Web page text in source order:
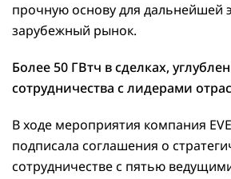
прочную основу для дальнейшей
зарубежный рынок.
Более 50 ГВтч в сделках,
сотрудничества с лидерами
В ходе мероприятия компания
подписала соглашения о
сотрудничестве с пятью